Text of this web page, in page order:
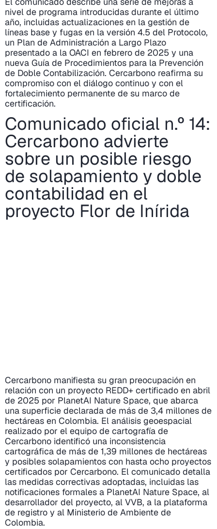
nivel de programa introducidas durante el último
año, incluidas actualizaciones en la gestión de
líneas base y fugas en la versión 4.5 del Protocolo,
un Plan de Administración a Largo Plazo
presentado a la OACI en febrero de 2025 y una
nueva Guía de Procedimientos para la Prevención
de Doble Contabilización. Cercarbono reafirma su
compromiso con el diálogo continuo y con el
fortalecimiento permanente de su marco de
certificación.
Comunicado oficial n.º 14:
Cercarbono advierte
sobre un posible riesgo
de solapamiento y doble
contabilidad en el
proyecto Flor de Inírida
Cercarbono manifiesta su gran preocupación en
relación con un proyecto REDD+ certificado en abril
de 2025 por PlanetAI Nature Space, que abarca
una superficie declarada de más de 3,4 millones de
hectáreas en Colombia. El análisis geoespacial
realizado por el equipo de cartografía de
Cercarbono identificó una inconsistencia
cartográfica de más de 1,39 millones de hectáreas
y posibles solapamientos con hasta ocho proyectos
certificados por Cercarbono. El comunicado detalla
las medidas correctivas adoptadas, incluidas las
notificaciones formales a PlanetAI Nature Space, al
desarrollador del proyecto, al VVB, a la plataforma
de registro y al Ministerio de Ambiente de
Colombia.